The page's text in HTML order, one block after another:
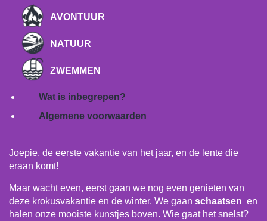
AVONTUUR
NATUUR
ZWEMMEN
Wat is inbegrepen?
Algemene voorwaarden
Joepie, de eerste vakantie van het jaar, en de lente die
eraan komt!
Maar wacht even, eerst gaan we nog even genieten van
deze krokusvakantie en de winter. We gaan schaatsen en
halen onze mooiste kunstjes boven. Wie gaat het snelst?